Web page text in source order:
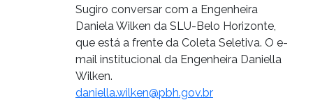
Sugiro conversar com a Engenheira
Daniela Wilken da SLU-Belo Horizonte,
que está a frente da Coleta Seletiva. O e-
mail institucional da Engenheira Daniella
Wilken.
daniella.wilken@pbh.gov.br